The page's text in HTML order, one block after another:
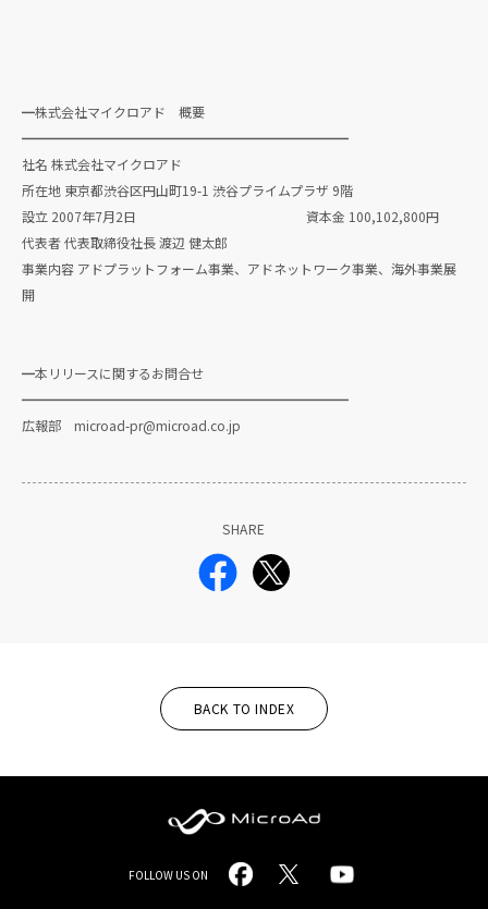
━株式会社マイクロアド 概要
━━━━━━━━━━━━━━━━━━━━━━━━━
社名 株式会社マイクロアド
所在地 東京都渋谷区円山町19-1 渋谷プライムプラザ 9階
設立 2007年7月2日 資本金 100,102,800円
代表者 代表取締役社長 渡辺 健太郎
事業内容 アドプラットフォーム事業、アドネットワーク事業、海外事業展
開
━本リリースに関するお問合せ
━━━━━━━━━━━━━━━━━━━━━━━━━
広報部 microad-pr@microad.co.jp
SHARE
BACK TO INDEX
MicroAd
-
FOLLOW US ON